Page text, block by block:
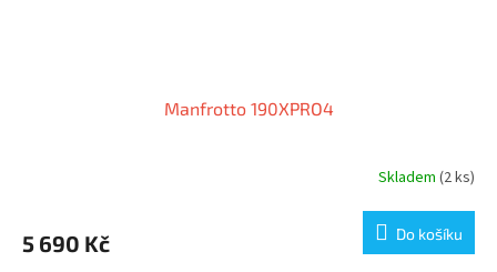
Manfrotto 190XPRO4
Skladem (2 ks)
5 690 Kč Do košíku